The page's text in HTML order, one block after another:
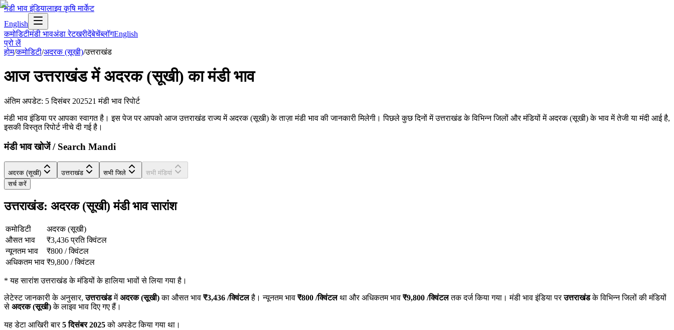
मंडी भाव इंडियालाइव कृषि मार्केट
English
कमोडिटीमंडी भावअंडा रेटखरीदेंबेचेंब्लॉगEnglish
प्रो लें
होम/कमोडिटी/अदरक (सूखी)/उत्तराखंड
आजउत्तराखंडमेंअदरक (सूखी) का मंडी भाव
अंतिम अपडेट: 5 दिसंबर 202521 मंडी भाव रिपोर्ट
मंडी भाव इंडिया पर आपका स्वागत है। इस पेज पर आपको आज उत्तराखंड राज्य में अदरक (सूखी) के ताज़ा मंडी भाव की जानकारी मिलेगी। पिछले कुछ दिनों में उत्तराखंड के विभिन्न जिलों और मंडियों में अदरक (सूखी) के भाव में तेजी या मंदी आई है,
इसकी विस्तृत रिपोर्ट नीचे दी गई है।
मंडी भाव खोजें / Search Mandi
अदरक (सूखी) उत्तराखंड सभी जिले
सभी मंडियां
सर्च करें
उत्तराखंड: अदरक (सूखी) मंडी भाव सारांश
कमोडिटी
अदरक (सूखी)
औसत भाव
₹3,436 प्रति क्विंटल
न्यूनतम भाव
₹800 /क्विंटल
अधिकतम भाव ₹9,800 /क्विंटल
*यह सारांश उत्तराखंड के मंडियों के हालिया भावों से लिया गया है।
लेटेस्ट जानकारी के अनुसार,उत्तराखंडमेंअदरक (सूखी)का औसत भाव ₹3,436 /क्विंटलहै। न्यूनतम भाव ₹800 /क्विंटलथा और अधिकतम भाव ₹9,800 /क्विंटलतक दर्ज किया गया। मंडी भाव इंडिया परउत्तराखंडके विभिन्न जिलों की मंडियों
से अदरक (सूखी)के लाइव भाव दिए गए हैं।
यह डेटा आखिरी बार5 दिसंबर 2025को अपडेट किया गया था।